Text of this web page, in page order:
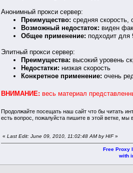
Анонимный прокси сервер:
Преимущество: средняя скорость,
Возможный недостаток: виден
Общее применение: подходит для
Элитный прокси сервер:
Преимущества: высокий уровень
Недостатки: низкая скорость
Конкретное применение: очень
ВНИМАНИЕ: весь материал
Продолжайте посещать наш сайт что бы читать
есть вопрос, пожалуйста пишите в этой ветке, мы
« Last Edit: June 09, 2010, 11:02:48 AM by HIF»
Free Proxy
with